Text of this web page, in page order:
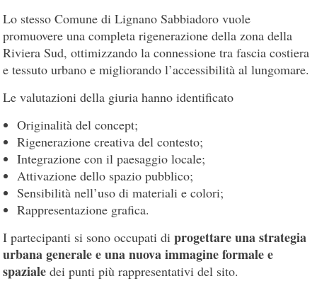
Lo stesso Comune di Lignano Sabbiadoro vuole
promuovere una completa rigenerazione della zona della
Riviera Sud, ottimizzando la connessione tra fascia costiera
e tessuto urbano e migliorando l’accessibilità al lungomare.
Le valutazioni della giuria hanno identificato
Originalità del concept;
Rigenerazione creativa del contesto;
Integrazione con il paesaggio locale;
Attivazione dello spazio pubblico;
Sensibilità nell’uso di materiali e colori;
Rappresentazione grafica.
I partecipanti si sono occupati diprogettare una strategia
urbana generale e una nuova immagine formale e
spaziale dei punti più rappresentativi del sito.